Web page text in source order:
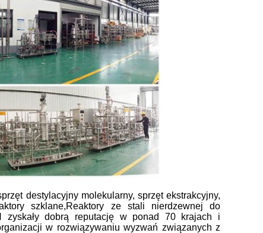
destylacyjny molekularny, sprzęt ekstrakcyjny,
szklane,Reaktory ze stali nierdzewnej do
zyskały dobrą reputację w ponad 70 krajach i
w rozwiązywaniu wyzwań związanych z